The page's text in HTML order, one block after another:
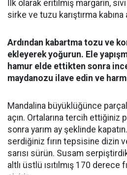
İlk olarak eritilmiş margarin,
sirke ve tuzu karıştırma kabına
Ardından kabartma tozu ve
ekleyerek yoğurun. Ele
hamur elde ettikten sonra
maydanozu ilave edin ve
Mandalina büyüklüğünce
açın. Ortalarına tercih ettiğiniz
sonra yarım ay şeklinde
serdiğiniz fırın tepsisine dizin
sarısı sürün. Susam
altlı üstlü ısıtılmış 170 derece